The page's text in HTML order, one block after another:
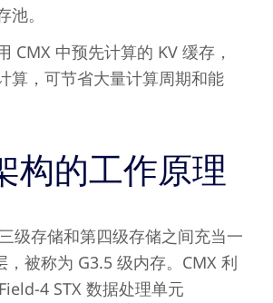
池。
CMX 中预先计算的 KV 缓存，
算，可节省大量计算周期和能
构的工作原理
级存储和第四级存储之间充当一
，被称为 G3.5 级内存。CMX 利
4 STX 数据处理单元